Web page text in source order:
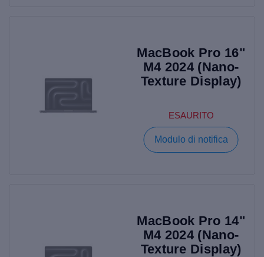
MacBook Pro 16"
M4 2024 (Nano-
Texture Display)
ESAURITO
Modulo di notifica
MacBook Pro 14"
M4 2024 (Nano-
Texture Display)